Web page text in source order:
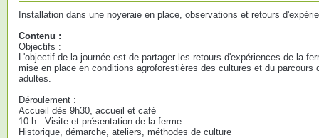
Installation dans une noyeraie en place, observations et retours
Contenu :
Objectifs :
L'objectif de la journée est de partager les retours d'expériences de la
mise en place en conditions agroforestières des cultures et du parcours
adultes.
Déroulement :
Accueil dès 9h30, accueil et café
10 h : Visite et présentation de la ferme
Historique, démarche, ateliers, méthodes de culture